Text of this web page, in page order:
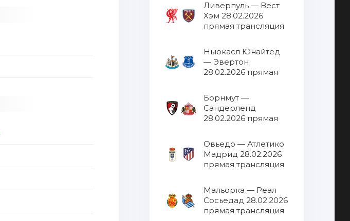
Ливерпуль — Вест
Хэм 28.02.2026
прямая трансляция
Ньюкасл Юнайтед
— Эвертон
28.02.2026 прямая
Борнмут —
Сандерленд
28.02.2026 прямая
Овьедо — Атлетико
Мадрид 28.02.2026
прямая трансляция
Мальорка — Реал
Сосьедад 28.02.2026
прямая трансляция